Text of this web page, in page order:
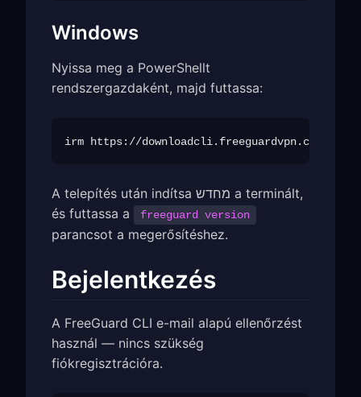
Windows
Nyissa meg a PowerShellt
rendszergazdaként, majd futtassa:
A telepítés után indítsa מחדש a terminált,
és futtassa a
freeguard version
parancsot a megerősítéshez.
Bejelentkezés
A FreeGuard CLI e-mail alapú ellenőrzést
használ — nincs szükség
fiókregisztrációra.